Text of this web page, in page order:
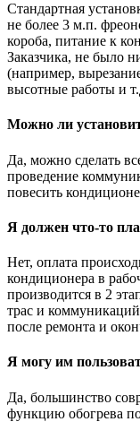
Стандартная
не более 3 м.п.
короба, питание к
Заказчика, не было
(например,
высотные работы и
Можно ли
Да, можно сделать
проведение
повесить
Я должен что-то
Нет, оплата
кондиционера в
производится в 2
трас и
после ремонта и
Я могу им
Да, большинство
функцию обогрева